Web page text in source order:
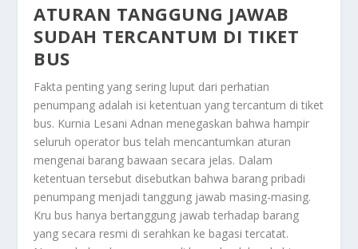
ATURAN TANGGUNG JAWAB
SUDAH TERCANTUM DI TIKET
BUS
Fakta penting yang sering luput dari perhatian
penumpang adalah isi ketentuan yang tercantum di tiket
bus. Kurnia Lesani Adnan menegaskan bahwa hampir
seluruh operator bus telah mencantumkan aturan
mengenai barang bawaan secara jelas. Dalam
ketentuan tersebut disebutkan bahwa barang pribadi
penumpang menjadi tanggung jawab masing-masing.
Kru bus hanya bertanggung jawab terhadap barang
yang secara resmi di serahkan ke bagasi tercatat.